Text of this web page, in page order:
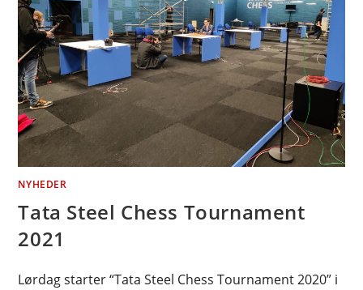
NYHEDER
Tata Steel Chess Tournament
2021
Lørdag starter “Tata Steel Chess Tournament 2020” i